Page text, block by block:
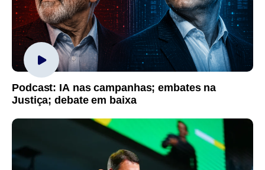
Podcast: IA nas campanhas; embates na
Justiça; debate em baixa